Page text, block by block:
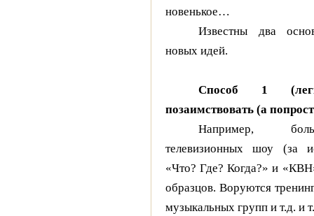
новенькое…
Известны два
новых идей.
Способ 1
позаимствовать (а
Например,
телевизионных шоу (за
«Что? Где? Когда?» и
образцов. Воруются
музыкальных групп и т.д. и